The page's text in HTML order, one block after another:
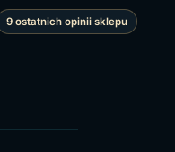
9 ostatnich opinii sklepu